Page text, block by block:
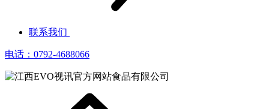
联系我们
电话：0792-4688066